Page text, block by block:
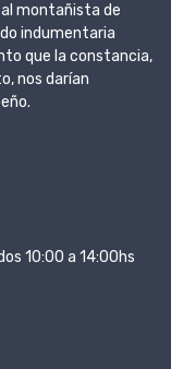
montañista de
indumentaria
que la constancia,
nos darían
10:00 a 14:00hs